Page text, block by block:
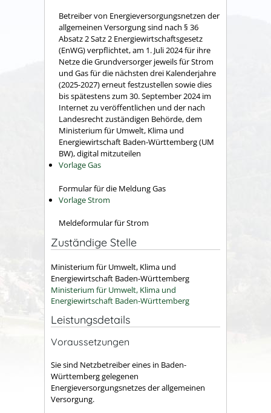
Betreiber von Energieversorgungsnetzen der
allgemeinen Versorgung sind nach § 36
Absatz 2 Satz 2 Energiewirtschaftsgesetz
(EnWG) verpflichtet, am 1. Juli 2024 für ihre
Netze die Grundversorger jeweils für Strom
und Gas für die nächsten drei Kalenderjahre
(2025-2027) erneut festzustellen sowie dies
bis spätestens zum 30. September 2024 im
Internet zu veröffentlichen und der nach
Landesrecht zuständigen Behörde, dem
Ministerium für Umwelt, Klima und
Energiewirtschaft Baden-Württemberg (UM
BW), digital mitzuteilen
Vorlage Gas
Formular für die Meldung Gas
Vorlage Strom
Meldeformular für Strom
Zuständige Stelle
Ministerium für Umwelt, Klima und
Energiewirtschaft Baden-Württemberg
Ministerium für Umwelt, Klima und
Energiewirtschaft Baden-Württemberg
Leistungsdetails
Voraussetzungen
Sie sind Netzbetreiber eines in Baden-
Württemberg gelegenen
Energieversorgungsnetzes der allgemeinen
Versorgung.